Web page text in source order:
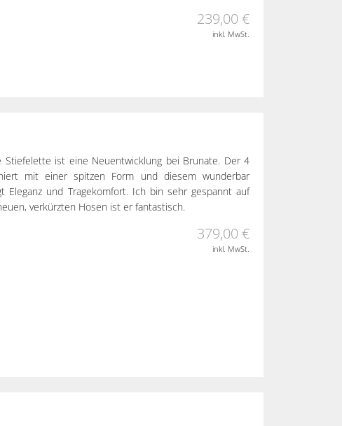
239,00 €
inkl. MwSt.
Stiefelette ist eine Neuentwicklung bei Brunate. Der 4
mit einer spitzen Form und diesem wunderbar
Eleganz und Tragekomfort. Ich bin sehr gespannt auf
verkürzten Hosen ist er fantastisch.
379,00 €
inkl. MwSt.